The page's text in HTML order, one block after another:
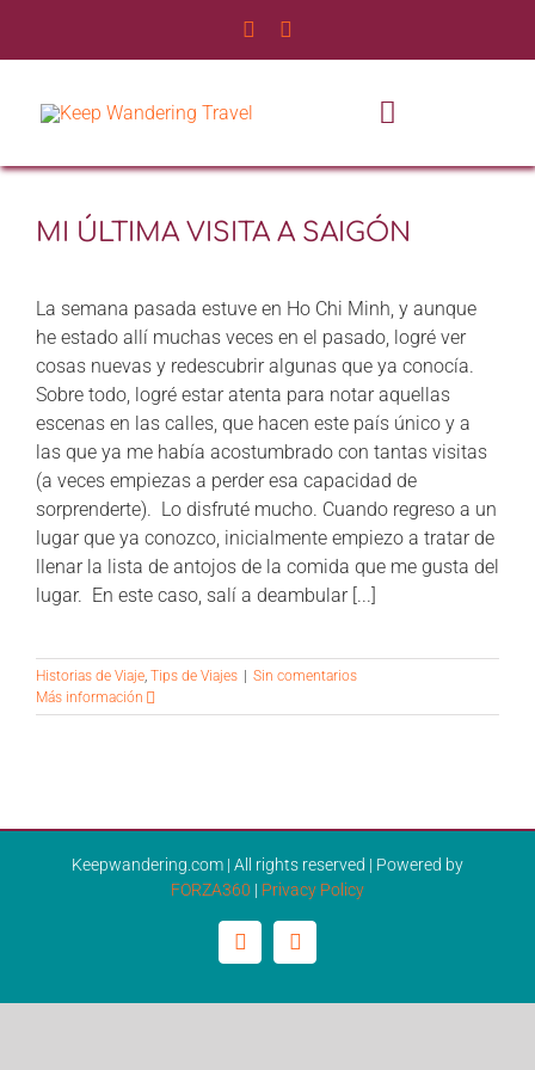
Toggle
SERVICIOS
EXPERIENCIAS
BLOG DE VIAJES
CONTÁCTANOS
MI ÚLTIMA VISITA A SAIGÓN
La semana pasada estuve en Ho Chi Minh, y aunque
he estado allí muchas veces en el pasado, logré ver
cosas nuevas y redescubrir algunas que ya conocía.
Sobre todo, logré estar atenta para notar aquellas
escenas en las calles, que hacen este país único y a
las que ya me había acostumbrado con tantas visitas
(a veces empiezas a perder esa capacidad de
sorprenderte). Lo disfruté mucho. Cuando regreso a un
lugar que ya conozco, inicialmente empiezo a tratar de
llenar la lista de antojos de la comida que me gusta del
lugar. En este caso, salí a deambular [...]
Historias de Viaje, Tips de Viajes
Sin comentarios
Más información
Keepwandering.com | All rights reserved | Powered by
FORZA360 | Privacy Policy
FacebookInstagram